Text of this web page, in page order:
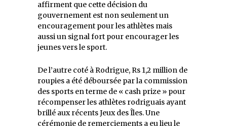
affirment que cette décision du
gouvernement est non seulement un
encouragement pour les athlètes mais
aussi un signal fort pour encourager les
jeunes vers le sport.
De l’autre coté à Rodrigue, Rs 1,2 million de
roupies a été déboursée par la commission
des sports en terme de « cash prize » pour
récompenser les athlètes rodriguais ayant
brillé aux récents Jeux des Îles. Une
cérémonie de remerciements a eu lieu le